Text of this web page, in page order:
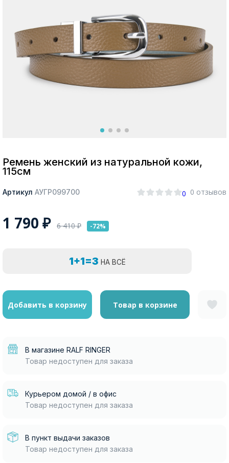
Москва
Ремень женский из натуральной кожи,
115см
Артикул АУГР099700 0 0 отзывов
1 790 ₽ 6 410₽ -72%
1+1=3 НА ВСЁ
Добавить в корзину Товар в корзине
В магазине RALF RINGER
Товар недоступен для заказа
Курьером домой / в офис
Товар недоступен для заказа
В пункт выдачи заказов
Товар недоступен для заказа